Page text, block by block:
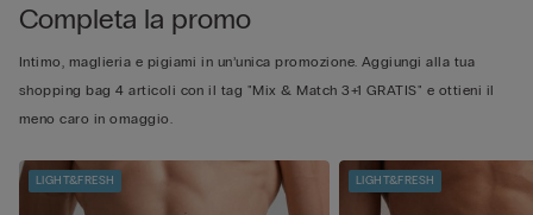
Completa la promo
Intimo, maglieria e pigiami in un’unica promozione. Aggiungi alla tua
shopping bag 4 articoli con il tag "Mix & Match 3+1 GRATIS" e ottieni il
meno caro in omaggio.
LIGHT&FRESH LIGHT&FRESH